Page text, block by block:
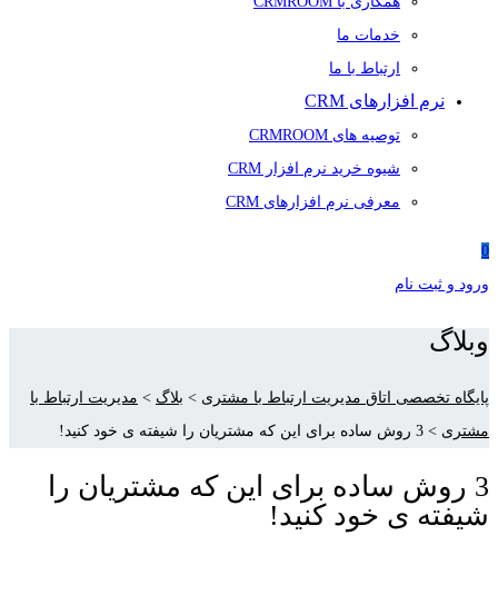
خدمات ما
ارتباط با ما
نرم افزارهای CRM
توصیه های CRMROOM
شیوه خرید نرم افزار CRM
معرفی نرم افزارهای CRM
0
ورود و ثبت نام
وبلاگ
پایگاه تخصصی اتاق مدیریت ارتباط با مشتری > بلاگ > مدیریت ارتباط با
مشتری > 3 روش ساده برای این که مشتریان را شیفته ی خود کنید!
3 روش ساده برای این که مشتریان را
شیفته ی خود کنید!